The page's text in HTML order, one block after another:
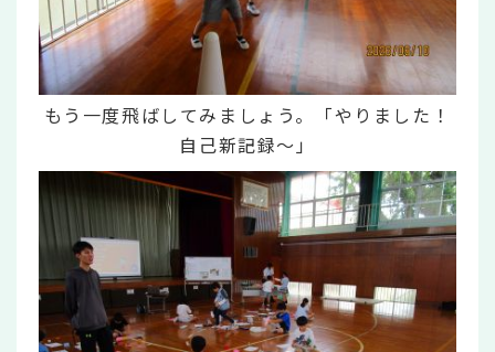
もう一度飛ばしてみましょう。「やりました！
自己新記録～」